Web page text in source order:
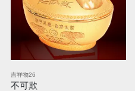
吉祥物26
不可欺